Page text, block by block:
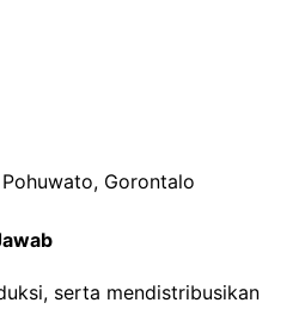
Gorontalo
serta mendistribusikan